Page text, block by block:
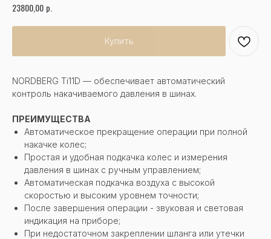
23800,00 р.
Купить
NORDBERG Ti11D — обеспечивает автоматический
контроль накачиваемого давления в шинах.
ПРЕИМУЩЕСТВА
Автоматическое прекращение операции при полной
накачке колес;
Простая и удобная подкачка колес и измерения
давления в шинах с ручным управлением;
Автоматическая подкачка воздуха с высокой
скоростью и высоким уровнем точности;
После завершения операции - звуковая и световая
индикация на приборе;
При недостаточном закреплении шланга или утечки